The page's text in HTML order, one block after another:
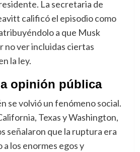
La secretaria de
calificó el episodio como
a que Musk
no ver incluidas ciertas
la ley.
opinión pública
se volvió un fenómeno social.
Texas y Washington,
señalaron que la ruptura era
a los enormes egos y